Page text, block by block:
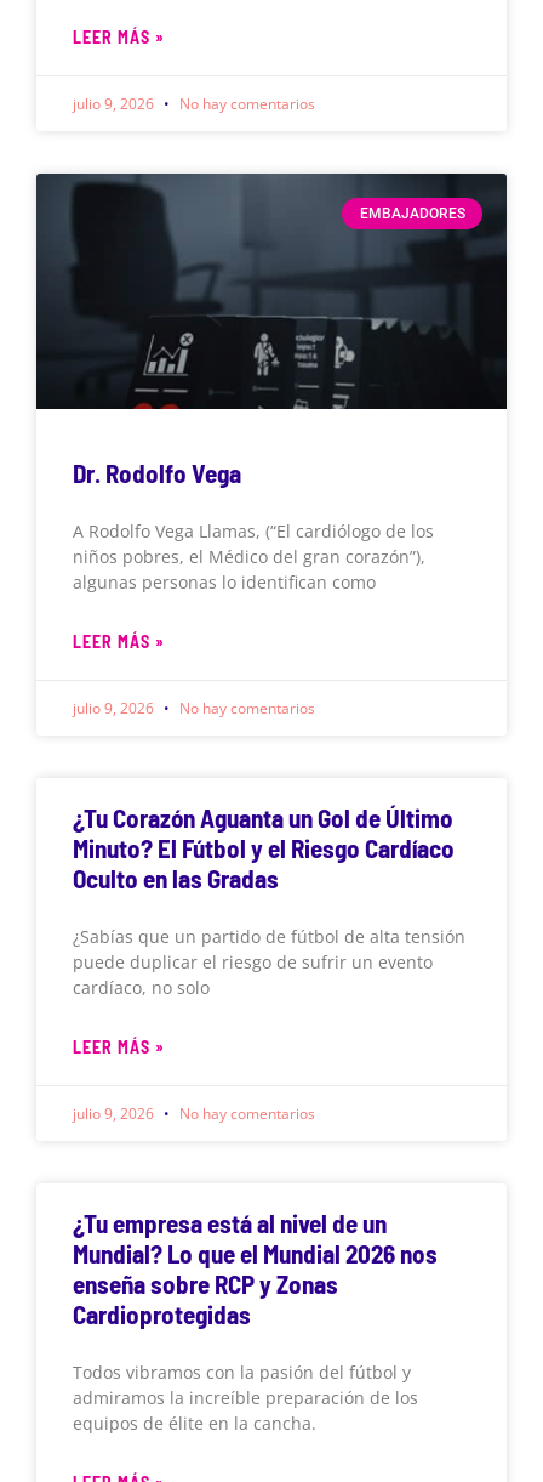
LEER MÁS »
julio 9, 2026 No hay comentarios
EMBAJADORES
Dr. Rodolfo Vega
A Rodolfo Vega Llamas, (“El cardiólogo de los
niños pobres, el Médico del gran corazón”),
algunas personas lo identifican como
LEER MÁS »
julio 9, 2026 No hay comentarios
¿Tu Corazón Aguanta un Gol de Último
Minuto? El Fútbol y el Riesgo Cardíaco
Oculto en las Gradas
¿Sabías que un partido de fútbol de alta tensión
puede duplicar el riesgo de sufrir un evento
cardíaco, no solo
LEER MÁS »
julio 9, 2026 No hay comentarios
¿Tu empresa está al nivel de un
Mundial? Lo que el Mundial 2026 nos
enseña sobre RCP y Zonas
Cardioprotegidas
Todos vibramos con la pasión del fútbol y
admiramos la increíble preparación de los
equipos de élite en la cancha.